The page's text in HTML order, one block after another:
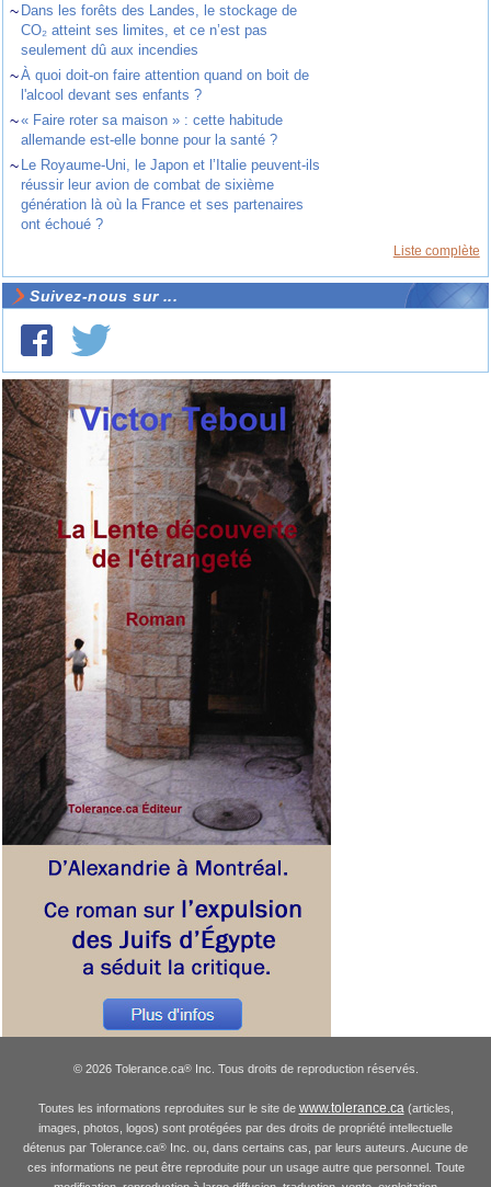
~ Dans les forêts des Landes, le stockage de
CO₂ atteint ses limites, et ce n’est pas
seulement dû aux incendies
~À quoi doit-on faire attention quand on boit de
l'alcool devant ses enfants ?
~« Faire roter sa maison » : cette habitude
allemande est-elle bonne pour la santé ?
~ Le Royaume-Uni, le Japon et l’Italie peuvent-ils
réussir leur avion de combat de sixième
génération là où la France et ses partenaires
ont échoué ?
Liste complète
Suivez-nous sur ...
© 2026 Tolerance.ca®Inc. Tous droits de reproduction réservés.
Toutes les informations reproduites sur le site de www.tolerance.ca (articles,
images, photos, logos) sont protégées par des droits de propriété intellectuelle
détenus par Tolerance.ca® Inc. ou, dans certains cas, par leurs auteurs. Aucune de
ces informations ne peut être reproduite pour un usage autre que personnel. Toute